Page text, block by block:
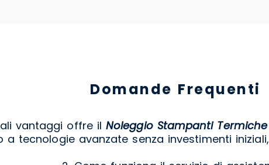
Domande Frequenti
vantaggi offre il Noleggio Stampanti
a tecnologie avanzate senza investimenti